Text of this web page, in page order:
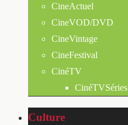
CineActuel
CineVOD/DVD
CineVintage
CineFestival
CinéTV
CinéTVSéries
Culture